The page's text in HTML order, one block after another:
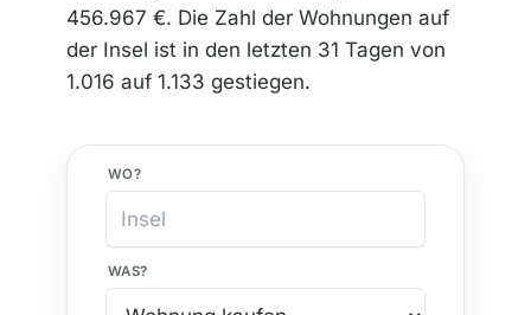
456.967 €. Die Zahl der Wohnungen auf
der Insel ist in den letzten 31 Tagen von
1.016 auf 1.133 gestiegen.
WO?
WAS?